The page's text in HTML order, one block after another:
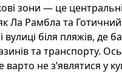
зони — це
Ла Рамбла та
біля пляжів, де
та транспорту.
варто не з’являтися у